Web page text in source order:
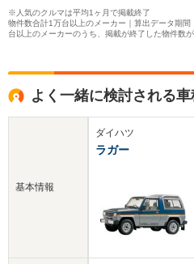
※人気のクルマは平均1ヶ月で掲載終了
物件数合計1万台以上のメーカー｜算出データ期
台以上のメーカーのうち、掲載が終了した物件数
よく一緒に検討される
基本情報
ダイハツ
ラガー